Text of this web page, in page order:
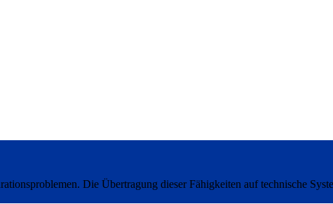
Die Übertragung dieser Fähigkeiten auf technische